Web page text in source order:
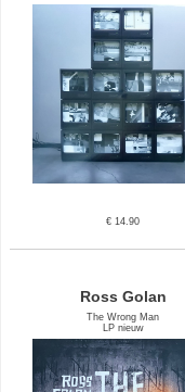
€ 14.90
Ross Golan
The Wrong Man
LP nieuw